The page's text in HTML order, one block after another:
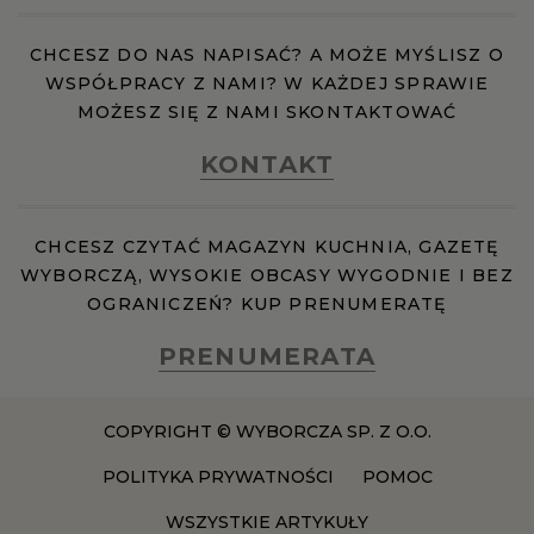
RZESZÓW
TORUŃ
TRÓJMIASTO
WAŁBRZYCH
CHCESZ DO NAS NAPISAĆ? A MOŻE MYŚLISZ O
WSPÓŁPRACY Z NAMI? W KAŻDEJ SPRAWIE
MOŻESZ SIĘ Z NAMI SKONTAKTOWAĆ
KONTAKT
CHCESZ CZYTAĆ MAGAZYN KUCHNIA, GAZETĘ
WYBORCZĄ, WYSOKIE OBCASY WYGODNIE I BEZ
OGRANICZEŃ? KUP PRENUMERATĘ
PRENUMERATA
COPYRIGHT © WYBORCZA SP. Z O.O.
POLITYKA PRYWATNOŚCI POMOC
WSZYSTKIE ARTYKUŁY